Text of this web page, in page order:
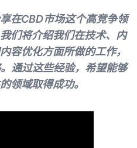
在CBD市场这个高竞争领
们将介绍我们在技术、内
容优化方面所做的工作，
通过这些经验，希望能够
领域取得成功。